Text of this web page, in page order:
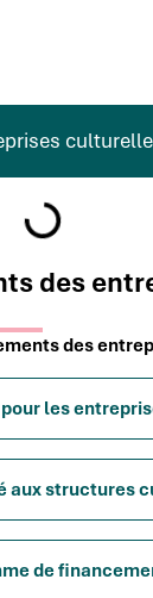
des
des
les
aux structures
de